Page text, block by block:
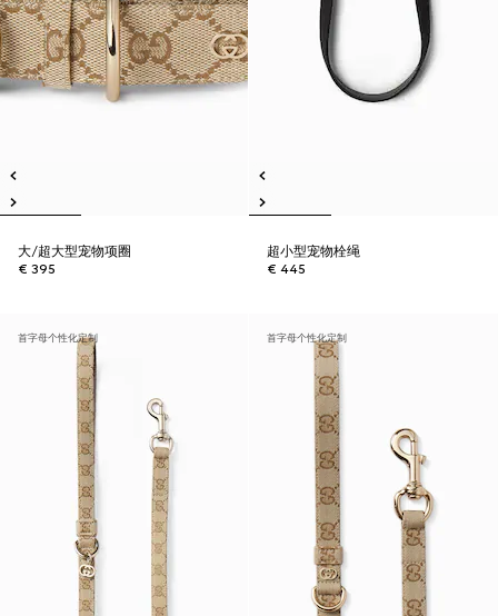
大/超大型宠物项圈
€ 395
超小型宠物栓绳
€ 445
首字母个性化定制 首字母个性化定制